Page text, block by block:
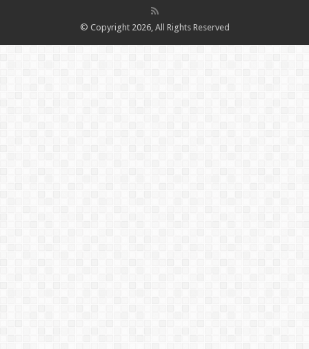
© Copyright 2026, All Rights Reserved